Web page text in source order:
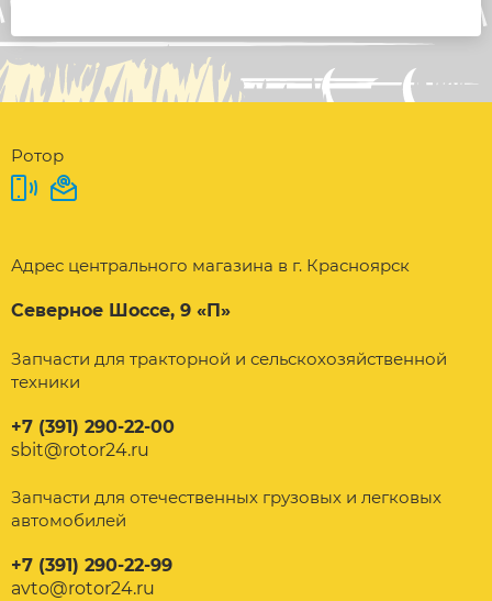
Ротор
Адрес центрального магазина в г. Красноярск
Северное Шоссе, 9 «П»
Запчасти для тракторной и сельскохозяйственной
техники
+7 (391) 290-22-00
sbit@rotor24.ru
Запчасти для отечественных грузовых и легковых
автомобилей
+7 (391) 290-22-99
avto@rotor24.ru